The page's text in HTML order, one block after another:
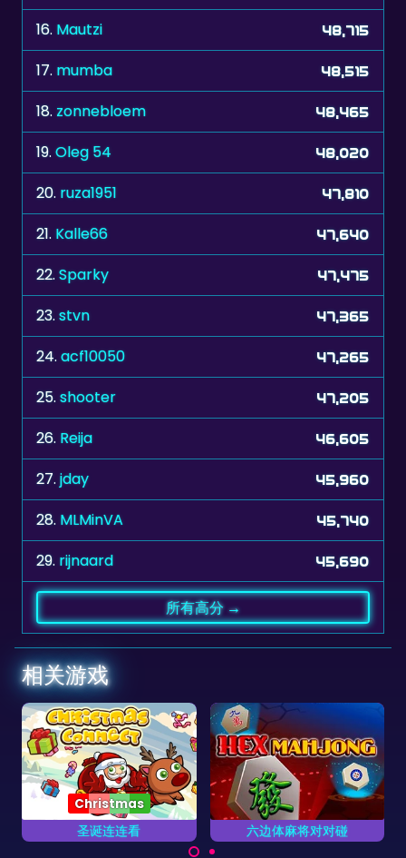
17. mumba 48,515
18. zonnebloem 48,465
19. Oleg 54 48,020
20.ruza1951 47,810
21. Kalle66 47,640
22.Sparky 47,475
23. stvn 47,365
24.acf10050 47,265
25. shooter 47,205
26. Reija 46,605
27. jday 45,960
28. MLMinVA 45,740
29. rijnaard 45,690
相关游戏
六边体麻将对对碰
六边体麻将牌的麻将对对
碰游戏。
非洲大草原
拯救非洲大草原上的动
物。